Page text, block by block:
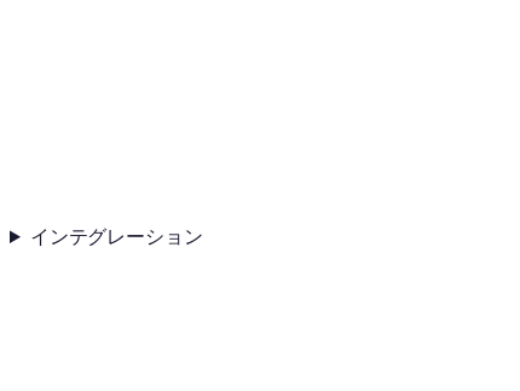
インテグレーション